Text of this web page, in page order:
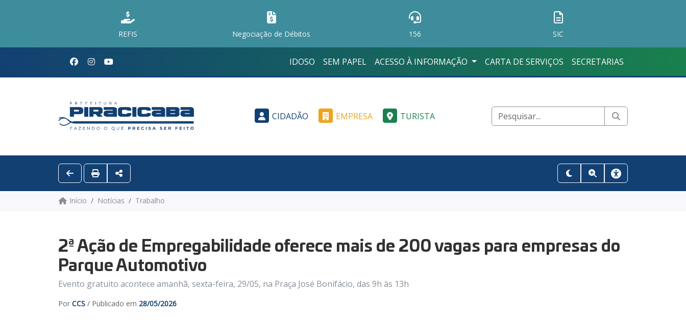
REFIS Negociação de Débitos 156 SIC
IDOSO SEM PAPEL ACESSO À INFORMAÇÃO CARTA DE SERVIÇOS SECRETARIAS
CIDADÃO EMPRESA TURISTA
Início Notícias Trabalho
2ª Ação de Empregabilidade oferece mais de 200 vagas para empresas do
Parque Automotivo
Evento gratuito acontece amanhã, sexta-feira, 29/05, na Praça José Bonifácio, das 9h às 13h
Por CCS / Publicado em 28/05/2026